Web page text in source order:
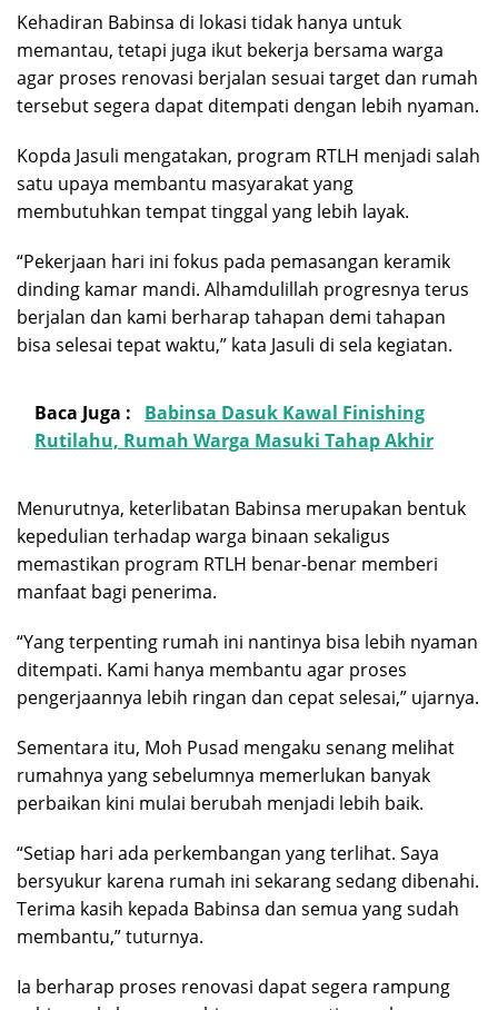
Kehadiran Babinsa di lokasi tidak hanya untuk
memantau, tetapi juga ikut bekerja bersama warga
agar proses renovasi berjalan sesuai target dan rumah
tersebut segera dapat ditempati dengan lebih nyaman.
Kopda Jasuli mengatakan, program RTLH menjadi salah
satu upaya membantu masyarakat yang
membutuhkan tempat tinggal yang lebih layak.
“Pekerjaan hari ini fokus pada pemasangan keramik
dinding kamar mandi. Alhamdulillah progresnya terus
berjalan dan kami berharap tahapan demi tahapan
bisa selesai tepat waktu,” kata Jasuli di sela kegiatan.
Baca Juga :
Babinsa Dasuk Kawal Finishing
Rutilahu, Rumah Warga Masuki Tahap Akhir
Menurutnya, keterlibatan Babinsa merupakan bentuk
kepedulian terhadap warga binaan sekaligus
memastikan program RTLH benar-benar memberi
manfaat bagi penerima.
“Yang terpenting rumah ini nantinya bisa lebih nyaman
ditempati. Kami hanya membantu agar proses
pengerjaannya lebih ringan dan cepat selesai,” ujarnya.
Sementara itu, Moh Pusad mengaku senang melihat
rumahnya yang sebelumnya memerlukan banyak
perbaikan kini mulai berubah menjadi lebih baik.
“Setiap hari ada perkembangan yang terlihat. Saya
bersyukur karena rumah ini sekarang sedang dibenahi.
Terima kasih kepada Babinsa dan semua yang sudah
membantu,” tuturnya.
Ia berharap proses renovasi dapat segera rampung